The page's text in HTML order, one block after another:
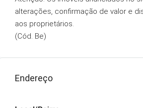
alterações, confirmação de valor e
aos proprietários.
(Cód. Be)
Endereço